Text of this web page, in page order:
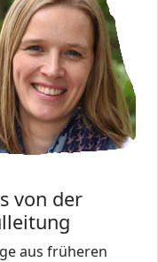
von der
aus früheren